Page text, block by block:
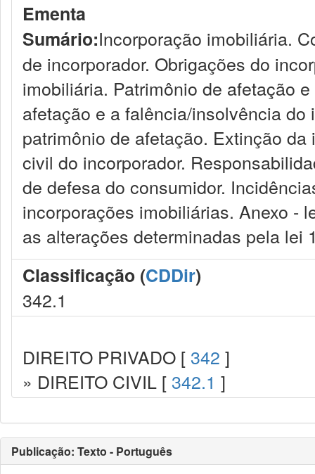
Ementa
Sumário:Incorporação imobiliária.
de incorporador. Obrigações do
imobiliária. Patrimônio de afetação
afetação e a falência/insolvência
patrimônio de afetação. Extinção
civil do incorporador.
de defesa do consumidor.
incorporações imobiliárias. Anexo -
as alterações determinadas pela lei
Classificação (CDDir)
342.1
DIREITO PRIVADO [ 342 ]
» DIREITO CIVIL [ 342.1 ]
Publicação: Texto - Português